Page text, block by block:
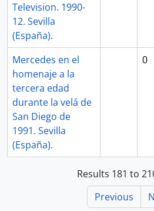
Television. 1990-
12. Sevilla
(España).
Mercedes en el
homenaje a la
tercera edad
durante la velá de
San Diego de
1991. Sevilla
(España).
0
Results 181 to
Previous